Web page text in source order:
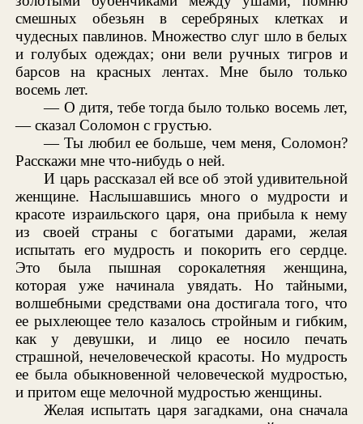
смешных обезьян в серебряных клетках и
чудесных павлинов. Множество слуг шло в белых
и голубых одеждах; они вели ручных тигров и
барсов на красных лентах. Мне было только
восемь лет.
— О дитя, тебе тогда было только восемь лет,
— сказал Соломон с грустью.
— Ты любил ее больше, чем меня, Соломон?
Расскажи мне что-нибудь о ней.
И царь рассказал ей все об этой удивительной
женщине. Наслышавшись много о мудрости и
красоте израильского царя, она прибыла к нему
из своей страны с богатыми дарами, желая
испытать его мудрость и покорить его сердце.
Это была пышная сорокалетняя женщина,
которая уже начинала увядать. Но тайными,
волшебными средствами она достигала того, что
ее рыхлеющее тело казалось стройным и гибким,
как у девушки, и лицо ее носило печать
страшной, нечеловеческой красоты. Но мудрость
ее была обыкновенной человеческой мудростью,
и притом еще мелочной мудростью женщины.
Желая испытать царя загадками, она сначала